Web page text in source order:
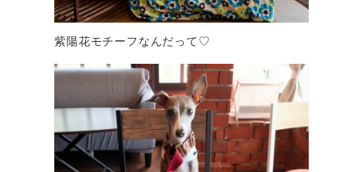
紫陽花モチーフなんだって♡